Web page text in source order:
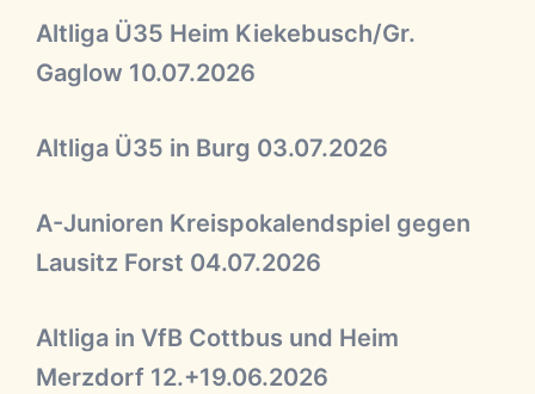
Altliga Ü35 Heim Kiekebusch/Gr.
Gaglow 10.07.2026
Altliga Ü35 in Burg 03.07.2026
A-Junioren Kreispokalendspiel gegen
Lausitz Forst 04.07.2026
Altliga in VfB Cottbus und Heim
Merzdorf 12.+19.06.2026